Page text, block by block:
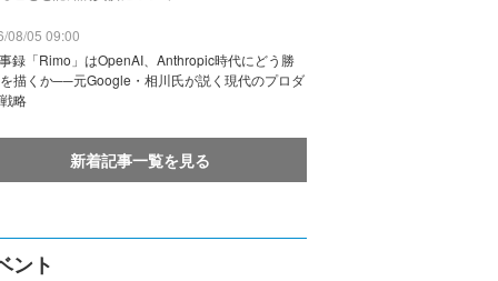
08/05 09:00
録「Rimo」はOpenAI、Anthropic時代にどう勝
描くか──元Google・相川氏が説く現代のプロダ
略
新着記事一覧を見る
ント